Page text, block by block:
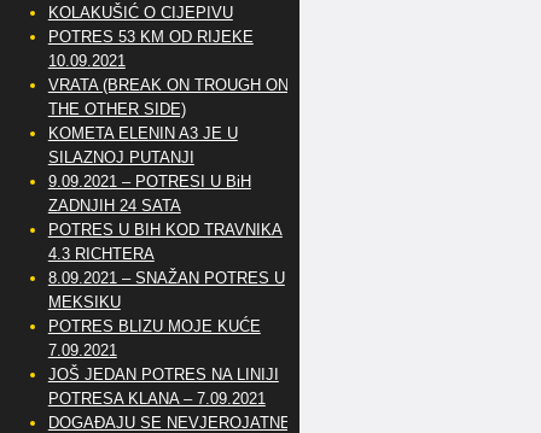
KOLAKUŠIĆ O CIJEPIVU
POTRES 53 KM OD RIJEKE
10.09.2021
VRATA (BREAK ON TROUGH ON
THE OTHER SIDE)
KOMETA ELENIN A3 JE U
SILAZNOJ PUTANJI
9.09.2021 – POTRESI U BiH
ZADNJIH 24 SATA
POTRES U BIH KOD TRAVNIKA
4.3 RICHTERA
8.09.2021 – SNAŽAN POTRES U
MEKSIKU
POTRES BLIZU MOJE KUĆE
7.09.2021
JOŠ JEDAN POTRES NA LINIJI
POTRESA KLANA – 7.09.2021
DOGAĐAJU SE NEVJEROJATNE